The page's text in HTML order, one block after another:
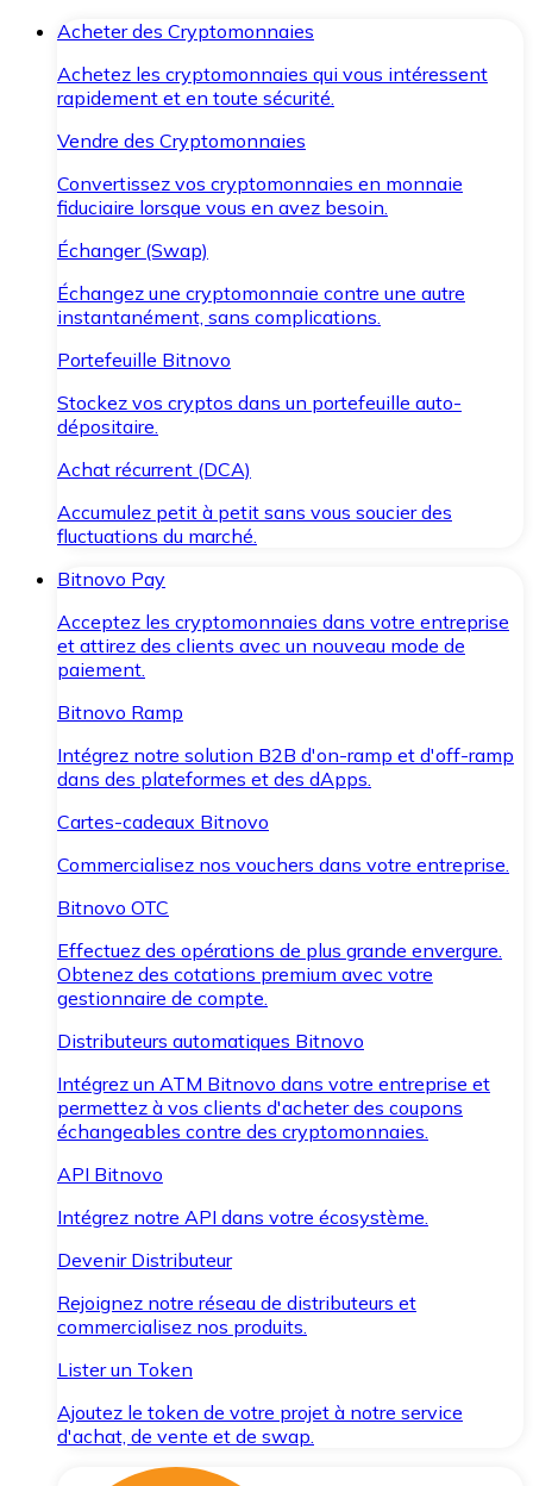
Acheter des Cryptomonnaies
Achetez les cryptomonnaies qui vous intéressent
rapidement et en toute sécurité.
Vendre des Cryptomonnaies
Convertissez vos cryptomonnaies en monnaie
fiduciaire lorsque vous en avez besoin.
Échanger (Swap)
Échangez une cryptomonnaie contre une autre
instantanément, sans complications.
Portefeuille Bitnovo
Stockez vos cryptos dans un portefeuille auto-
dépositaire.
Achat récurrent (DCA)
Accumulez petit à petit sans vous soucier des
fluctuations du marché.
Bitnovo Pay
Acceptez les cryptomonnaies dans votre entreprise
et attirez des clients avec un nouveau mode de
paiement.
Bitnovo Ramp
Intégrez notre solution B2B d'on-ramp et d'off-ramp
dans des plateformes et des dApps.
Cartes-cadeaux Bitnovo
Commercialisez nos vouchers dans votre entreprise.
Bitnovo OTC
Effectuez des opérations de plus grande envergure.
Obtenez des cotations premium avec votre
gestionnaire de compte.
Distributeurs automatiques Bitnovo
Intégrez un ATM Bitnovo dans votre entreprise et
permettez à vos clients d'acheter des coupons
échangeables contre des cryptomonnaies.
API Bitnovo
Intégrez notre API dans votre écosystème.
Devenir Distributeur
Rejoignez notre réseau de distributeurs et
commercialisez nos produits.
Lister un Token
Ajoutez le token de votre projet à notre service
d'achat, de vente et de swap.